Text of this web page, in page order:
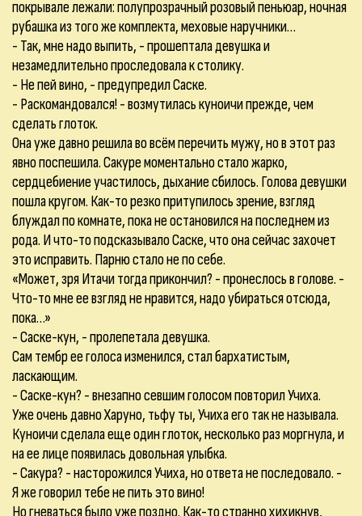
покрывале лежали: полупрозрачный розовый пеньюар, ночная
рубашка из того же комплекта, меховые наручники…
- Так, мне надо выпить, - прошептала девушка и
незамедлительно проследовала к столику.
- Не пей вино, - предупредил Саске.
- Раскомандовался! - возмутилась куноичи прежде, чем
сделать глоток.
Она уже давно решила во всём перечить мужу, но в этот раз
явно поспешила. Сакуре моментально стало жарко,
сердцебиение участилось, дыхание сбилось. Голова девушки
пошла кругом. Как-то резко притупилось зрение, взгляд
блуждал по комнате, пока не остановился на последнем из
рода. И что-то подсказывало Саске, что она сейчас захочет
это исправить. Парню стало не по себе.
«Может, зря Итачи тогда прикончил? - пронеслось в голове. -
Что-то мне ее взгляд не нравится, надо убираться отсюда,
пока…»
- Саске-кун, - пролепетала девушка.
Сам тембр ее голоса изменился, стал бархатистым,
ласкающим.
- Саске-кун? - внезапно севшим голосом повторил Учиха.
Уже очень давно Харуно, тьфу ты, Учиха его так не называла.
Куноичи сделала еще один глоток, несколько раз моргнула, и
на ее лице появилась довольная улыбка.
- Сакура? - насторожился Учиха, но ответа не последовало. -
Я же говорил тебе не пить это вино!
Но гневаться было уже поздно. Как-то странно хихикнув,